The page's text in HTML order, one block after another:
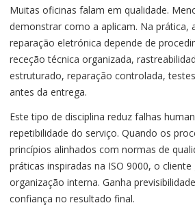
Muitas oficinas falam em qualidade.
demonstrar como a aplicam. Na prática,
reparação eletrónica depende de
receção técnica organizada,
estruturado, reparação controlada,
antes da entrega.
Este tipo de disciplina reduz falhas
repetibilidade do serviço. Quando os
princípios alinhados com normas de
práticas inspiradas na ISO 9000, o
organização interna. Ganha
confiança no resultado final.